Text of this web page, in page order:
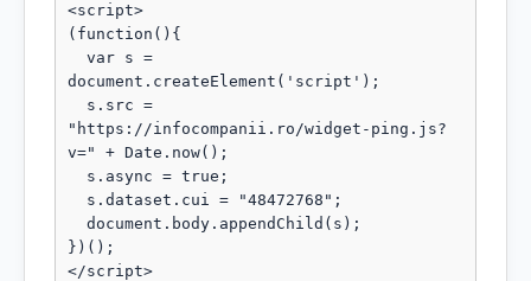
<script>
(function(){
document.createElement('script');
"https://infocompanii.ro/widget-ping.js?
v=" + Date.now();
})();
</script>